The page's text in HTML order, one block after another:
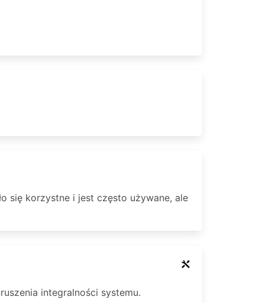
się korzystne i jest często używane, ale
integralności systemu.